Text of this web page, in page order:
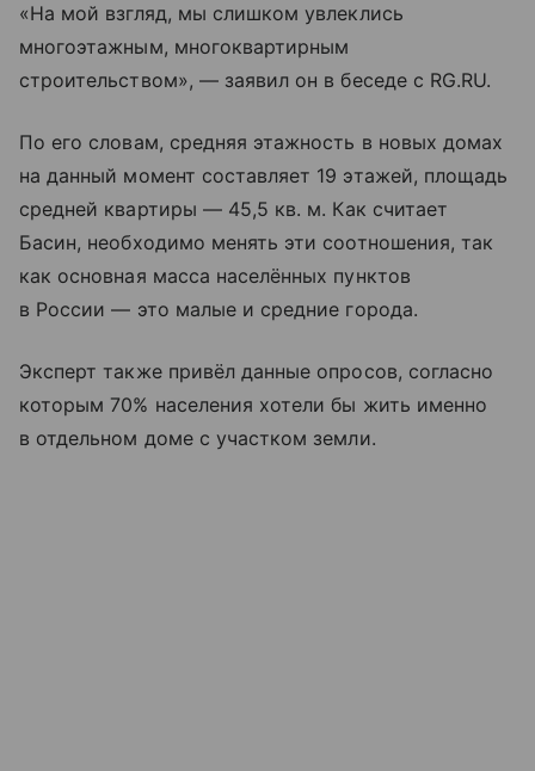
«На мой взгляд, мы слишком увлеклись
многоэтажным, многоквартирным
строительством», — заявил он в беседе с RG.RU.
По его словам, средняя этажность в новых домах
на данный момент составляет 19 этажей, площадь
средней квартиры — 45,5 кв. м. Как считает
Басин, необходимо менять эти соотношения, так
как основная масса населённых пунктов
в России — это малые и средние города.
Эксперт также привёл данные опросов, согласно
которым 70% населения хотели бы жить именно
в отдельном доме с участком земли.